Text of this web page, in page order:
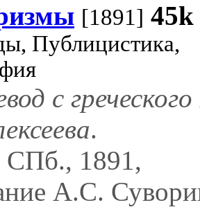
[1891] 45k
Публицистика,
с
.
СПб., 1891,
А.С.